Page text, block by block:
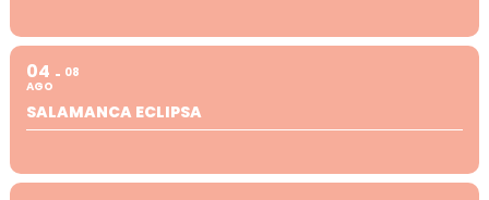
04
AGO
08
SALAMANCA ECLIPSA